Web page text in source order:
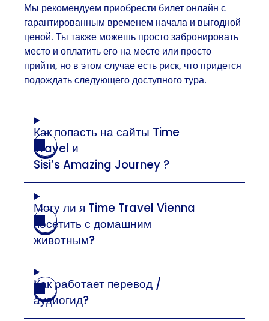
Мы рекомендуем приобрести билет онлайн с
гарантированным временем начала и выгодной
ценой. Ты также можешь просто забронировать
место и оплатить его на месте или просто
прийти, но в этом случае есть риск, что придется
подождать следующего доступного тура.
Как попасть на сайты Time
Travel и
Sisi’s Amazing Journey ?
Могу ли я Time Travel Vienna
посетить с домашним
животным?
Как работает перевод /
аудиогид?